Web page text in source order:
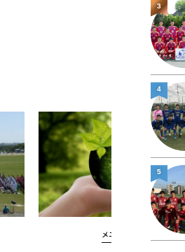
メニュー
3
4
5